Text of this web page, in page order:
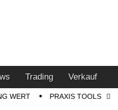
Trading Verkauf
WERT PRAXIS TOOLS